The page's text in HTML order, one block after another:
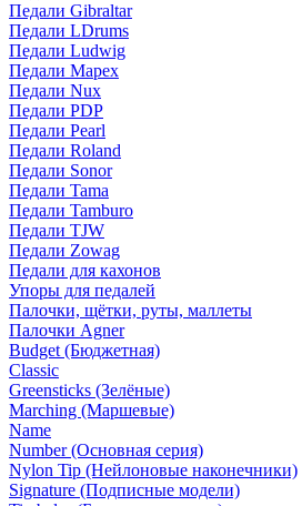
Педали Gibraltar
Педали LDrums
Педали Ludwig
Педали Mapex
Педали Nux
Педали PDP
Педали Pearl
Педали Roland
Педали Sonor
Педали Tama
Педали Tamburo
Педали TJW
Педали Zowag
Педали для кахонов
Упоры для педалей
Палочки, щётки, руты, маллеты
Палочки Agner
Budget (Бюджетная)
Classic
Greensticks (Зелёные)
Marching (Маршевые)
Name
Number (Основная серия)
Nylon Tip (Нейлоновые наконечники)
Signature (Подписные модели)